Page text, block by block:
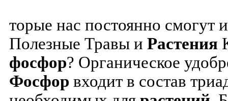
торые нас постоянно смогут
Полезные Травы и Растения
фосфор? Органическое
Фосфор входит в состав